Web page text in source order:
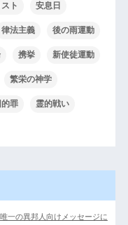
ト 安息日
律法主義 後の雨運動
携挙 新使徒運動
繁栄の神学
罪 霊的戦い
一の異邦人向けメッセージに